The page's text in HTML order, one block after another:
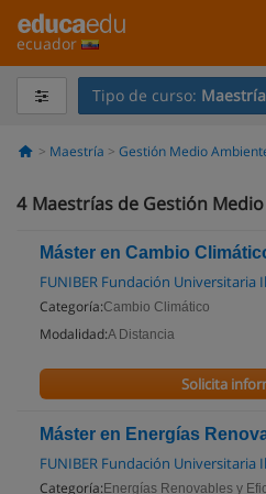
ecuador
Tipo de curso: Maestría
Maestría Gestión Medio
4 Maestrías de Gestión
Máster en Cambio
FUNIBER Fundación Universitaria
Categoría:Cambio Climático
Modalidad:A Distancia
Solicita
Máster en Energías
FUNIBER Fundación Universitaria
Categoría: Energías Renovables y